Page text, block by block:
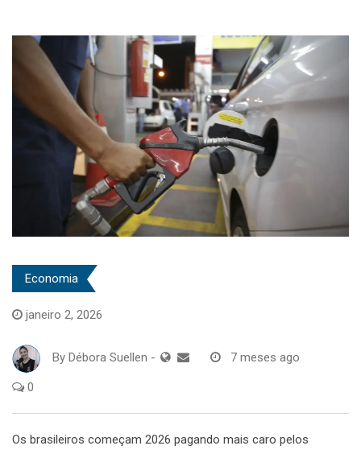
Economia
janeiro 2, 2026
By Débora Suellen - 7 meses ago
0
Os brasileiros começam 2026 pagando mais caro pelos